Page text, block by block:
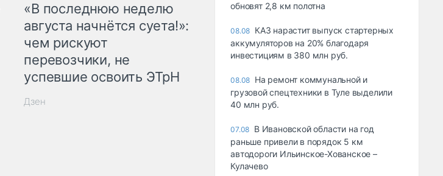
«В последнюю неделю
августа начнётся суета!»:
чем рискуют
перевозчики, не
успевшие освоить ЭТрН
Дзен
обновят 2,8 км полотна
08.08 КАЗ нарастит выпуск стартерных
аккумуляторов на 20% благодаря
инвестициям в 380 млн руб.
08.08 На ремонт коммунальной и
грузовой спецтехники в Туле выделили
40 млн руб.
07.08 В Ивановской области на год
раньше привели в порядок 5 км
автодороги Ильинское-Хованское –
Кулачево